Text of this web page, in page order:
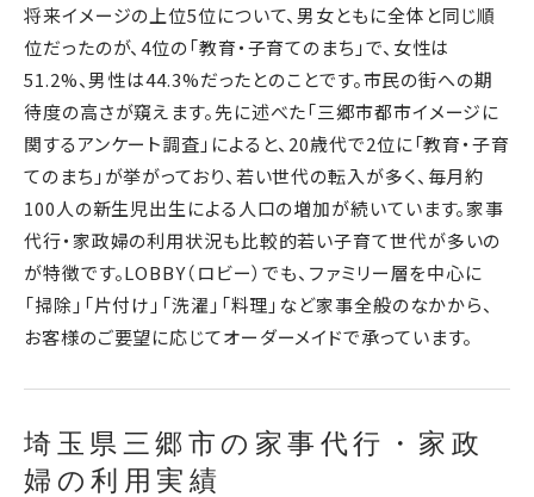
将来イメージの上位5位について、男女ともに全体と同じ順
位だったのが、4位の「教育・子育てのまち」で、女性は
51.2%、男性は44.3%だったとのことです。市民の街への期
待度の高さが窺えます。先に述べた「三郷市都市イメージに
関するアンケート調査」によると、20歳代で2位に「教育・子育
てのまち」が挙がっており、若い世代の転入が多く、毎月約
100人の新生児出生による人口の増加が続いています。家事
代行・家政婦の利用状況も比較的若い子育て世代が多いの
が特徴です。LOBBY（ロビー）でも、ファミリー層を中心に
「掃除」「片付け」「洗濯」「料理」など家事全般のなかから、
お客様のご要望に応じてオーダーメイドで承っています。
埼玉県三郷市の家事代行・家政
婦の利用実績